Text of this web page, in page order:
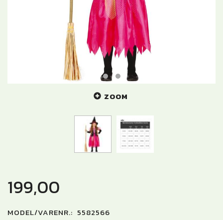
ZOOM
199,00
MODEL/VARENR.: 5582566